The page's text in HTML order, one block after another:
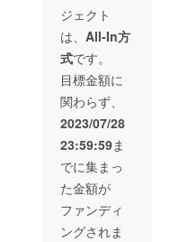
です ※
リクエ
ストは
公序良
俗に反
するも
のは禁
止です
応援し
てくだ
さる方
には動
画が出
来次第
URLを
送りま
す！ ※
メール
にて
Twitter
のアカ
ウント
をお送
りしま
ジェクト
は、 All-In方
式です。
目標金額に
関わらず、
2023/07/28
23:59:59ま
でに集まっ
た金額が
ファンディ
ングされま